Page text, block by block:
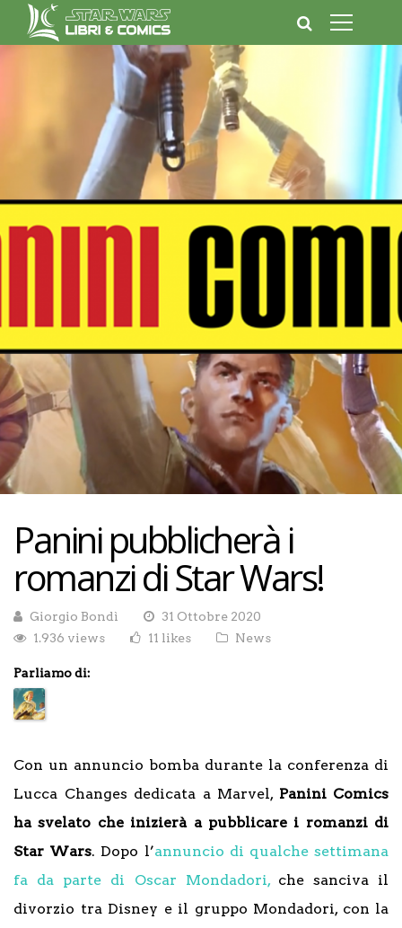
Panini pubblicherà i
romanzi di Star Wars!
Giorgio Bondì
31 Ottobre 2020
1.936 views
11 likes News
Parliamo di:
Con un annuncio bomba durante la conferenza di
Lucca Changes dedicata a Marvel, Panini Comics
ha svelato che inizierà a pubblicare i romanzi di
Star Wars. Dopo l’annuncio di qualche settimana
fa da parte di Oscar Mondadori,che sanciva il
divorzio tra Disney e il gruppo Mondadori, con la